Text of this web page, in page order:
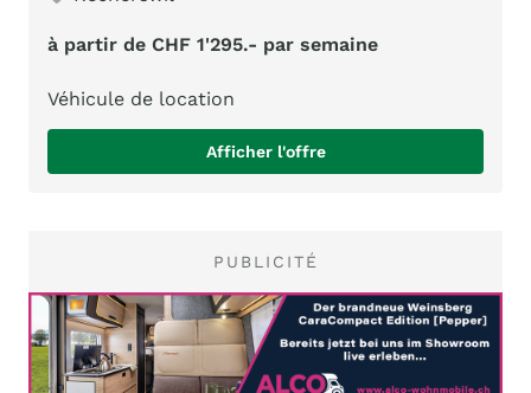
à partir de CHF 1'295.- par semaine
Véhicule de location
Afficher l'offre
PUBLICITÉ